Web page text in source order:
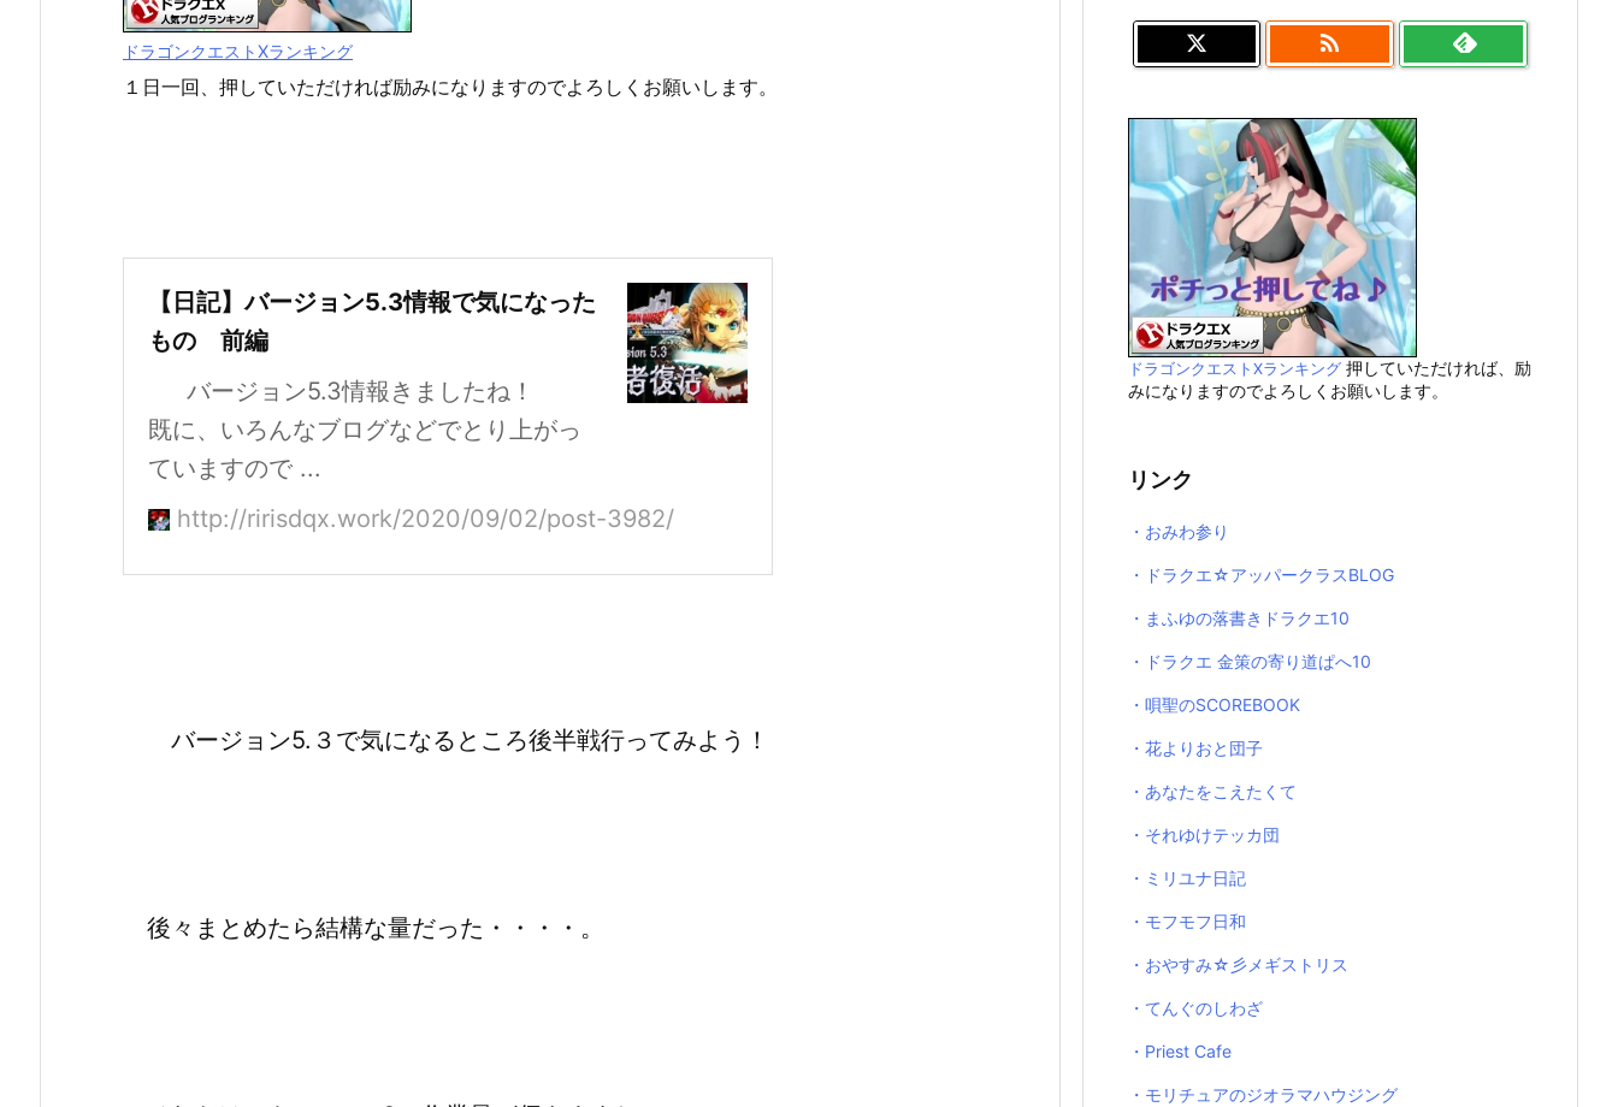
ドラゴンクエストXランキング
１日一回、押していただければ励みになりますのでよろしくお願いします。
【日記】バージョン5.3情報で気になった
もの 前編
バージョン5.3情報きましたね！
既に、いろんなブログなどでとり上がっ
ていますので ...
http://ririsdqx.work/2020/09/02/post-3982/
バージョン5.３で気になるところ後半戦行ってみよう！
後々まとめたら結構な量だった・・・・。

ドラゴンクエストXランキング 押していただければ、励
みになりますのでよろしくお願いします。
リンク
・おみわ参り
・ドラクエ☆アッパークラスBLOG
・まふゆの落書きドラクエ10
・ドラクエ 金策の寄り道ぱへ10
・唄聖のSCOREBOOK
・花よりおと団子
・あなたをこえたくて
・それゆけテッカ団
・ミリユナ日記
・モフモフ日和
・おやすみ☆彡メギストリス
・てんぐのしわざ
・Priest Cafe
・モリチュアのジオラマハウジング